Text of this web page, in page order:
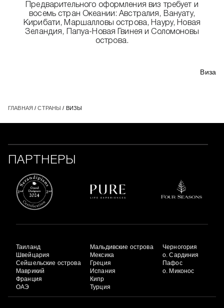
Предварительного оформления виз требует и
восемь стран Океании: Австралия, Вануату,
Кирибати, Маршалловы острова, Науру, Новая
Зеландия, Папуа-Новая Гвинея и Соломоновы
острова.
Виза
ГЛАВНАЯ /СТРАНЫ / ВИЗЫ
ПАРТНЕРЫ
Таиланд
Швейцария
Сейшельские острова
Маврикий
Франция
ОАЭ
Мальдивские острова
Мексика
Греция
Испания
Кипр
Турция
Черногория
о. Сардиния
Пафос
о. Миконос